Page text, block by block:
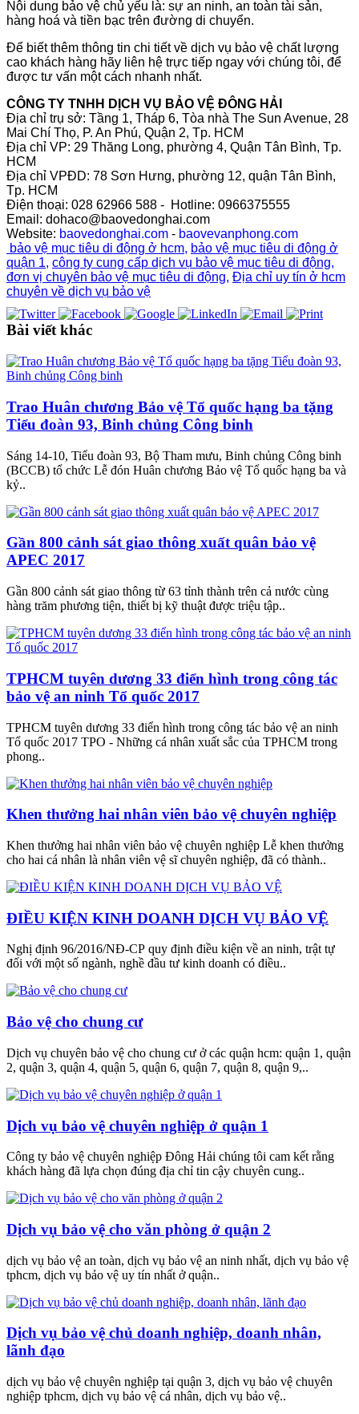
Nội dung bảo vệ chủ yếu là: sự an ninh, an toàn tài sản,
hàng hoá và tiền bạc trên đường di chuyển.
Để biết thêm thông tin chi tiết về dịch vụ bảo vệ chất lượng
cao khách hàng hãy liên hệ trực tiếp ngay với chúng tôi, để
được tư vấn một cách nhanh nhất.
CÔNG TY TNHH DỊCH VỤ BẢO VỆ ĐÔNG HẢI
Địa chỉ trụ sở: Tầng 1, Tháp 6, Tòa nhà The Sun Avenue, 28
Mai Chí Thọ, P. An Phú, Quận 2, Tp. HCM
Địa chỉ VP: 29 Thăng Long, phường 4, Quận Tân Bình, Tp.
HCM
Địa chỉ VPĐD: 78 Sơn Hưng, phường 12, quận Tân Bình,
Tp. HCM
Điện thoại: 028 62966 588 - Hotline: 0966375555
Email: dohaco@baovedonghai.com
Website: baovedonghai.com - baovevanphong.com
bảo vệ mục tiêu di động ở hcm, bảo vệ mục tiêu di động ở
quận 1, công ty cung cấp dịch vụ bảo vệ mục tiêu di động,
đơn vị chuyên bảo vệ mục tiêu di động, Địa chỉ uy tín ở hcm
chuyên về dịch vụ bảo vệ
Bài viết khác
Trao Huân chương Bảo vệ Tổ quốc hạng ba tặng
Tiểu đoàn 93, Binh chủng Công binh
Sáng 14-10, Tiểu đoàn 93, Bộ Tham mưu, Binh chủng Công binh
(BCCB) tổ chức Lễ đón Huân chương Bảo vệ Tổ quốc hạng ba và
kỷ..
Gần 800 cảnh sát giao thông xuất quân bảo vệ
APEC 2017
Gần 800 cảnh sát giao thông từ 63 tỉnh thành trên cả nước cùng
hàng trăm phương tiện, thiết bị kỹ thuật được triệu tập..
TPHCM tuyên dương 33 điển hình trong công tác
bảo vệ an ninh Tổ quốc 2017
TPHCM tuyên dương 33 điển hình trong công tác bảo vệ an ninh
Tổ quốc 2017 TPO - Những cá nhân xuất sắc của TPHCM trong
phong..
Khen thưởng hai nhân viên bảo vệ chuyên nghiệp
Khen thưởng hai nhân viên bảo vệ chuyên nghiệp Lễ khen thưởng
cho hai cá nhân là nhân viên vệ sĩ chuyên nghiệp, đã có thành..
ĐIỀU KIỆN KINH DOANH DỊCH VỤ BẢO VỆ
Nghị định 96/2016/NĐ-CP quy định điều kiện về an ninh, trật tự
đối với một số ngành, nghề đầu tư kinh doanh có điều..
Bảo vệ cho chung cư
Dịch vụ chuyên bảo vệ cho chung cư ở các quận hcm: quận 1, quận
2, quận 3, quận 4, quận 5, quận 6, quận 7, quận 8, quận 9,..
Dịch vụ bảo vệ chuyên nghiệp ở quận 1
Công ty bảo vệ chuyên nghiệp Đông Hải chúng tôi cam kết rằng
khách hàng đã lựa chọn đúng địa chỉ tin cậy chuyên cung..
Dịch vụ bảo vệ cho văn phòng ở quận 2
dịch vụ bảo vệ an toàn, dịch vụ bảo vệ an ninh nhất, dịch vụ bảo vệ
tphcm, dịch vụ bảo vệ uy tín nhất ở quận..
Dịch vụ bảo vệ chủ doanh nghiệp, doanh nhân,
lãnh đạo
dịch vụ bảo vệ chuyên nghiệp tại quận 3, dịch vụ bảo vệ chuyên
nghiệp tphcm, dịch vụ bảo vệ cá nhân, dịch vụ bảo vệ..